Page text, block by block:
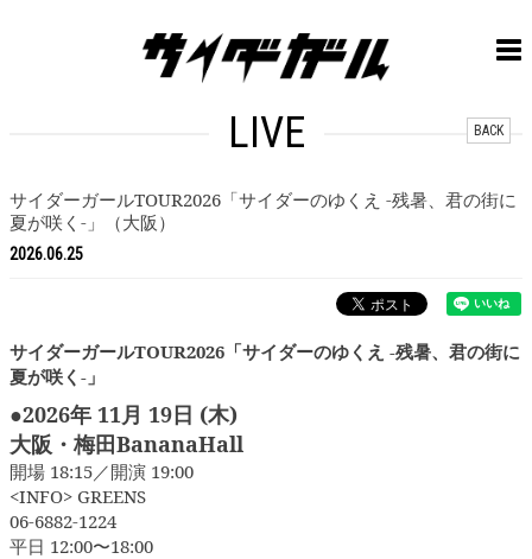
LIVE BACK
サイダーガールTOUR2026「サイダーのゆくえ -残暑、君の街に
夏が咲く-」（大阪）
2026.06.25
サイダーガールTOUR2026「サイダーのゆくえ -残暑、君の街に
夏が咲く-」​
●2026年 11月 19日 (木)
大阪・梅田BananaHall
開場 18:15／開演 19:00
<INFO> GREENS
06-6882-1224
平日 12:00〜18:00